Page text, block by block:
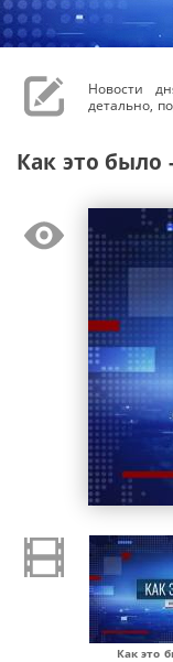
Новости
детально,
Как это было
Как это